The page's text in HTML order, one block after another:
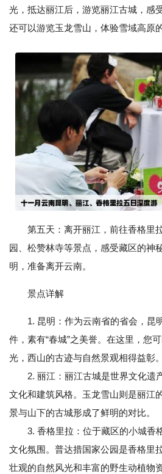
光，抵达丽江后，游览丽江古城，感
还可以游览玉龙雪山，体验雪域高原
第五天：离开丽江，前往香格里
园、松赞林寺等景点，感受藏区的神
明，准备离开云南。
景点详解
1. 昆明：作为云南省的省会，昆
件，素有“春城”之美誉。在这里，您
光，西山的古迹与自然景观相得益彰。
2. 丽江：丽江古城是世界文化遗
文化和建筑风格。玉龙雪山则是丽江
景与山下的古城形成了鲜明的对比。
3. 香格里拉：位于藏区的小城香
文化氛围。普达措国家公园是香格里
壮观的自然风光和丰富的野生动植物